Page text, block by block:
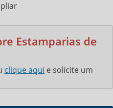
Estamparias de
clique aqui e solicite um